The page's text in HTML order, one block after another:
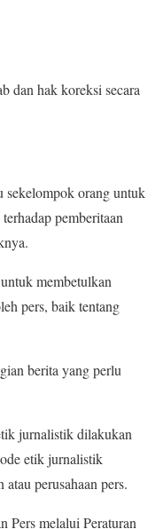
dan hak koreksi secara
sekelompok orang untuk
pemberitaan
membetulkan
pers, baik tentang
berita yang perlu
jurnalistik dilakukan
etik jurnalistik
perusahaan pers.
Pers melalui Peraturan